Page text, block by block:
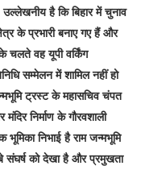
है कि बिहार में चुनाव
के प्रभारी बनाए गए हैं और
चलते वह यूपी वर्किंग
सम्मेलन में शामिल नहीं हो
ट्रस्ट के महासचिव चंपत
निर्माण के गौरवशाली
भूमिका निभाई है राम जन्मभूमि
संघर्ष को देखा है और प्रमुखता